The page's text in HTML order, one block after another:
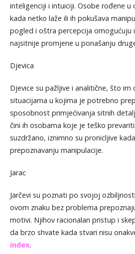
inteligenciji i intuiciji. Osobe rođene
kada netko laže ili ih pokušava
pogled i oštra percepcija omogućuju
najsitnije promjene u ponašanju
Djevica
Djevice su pažljive i analitične, što im
situacijama u kojima je potrebno
sposobnost primjećivanja sitnih
čini ih osobama koje je teško
suzdržano, iznimno su pronicljive
prepoznavanju manipulacije.
Jarac
Jarčevi su poznati po svojoj
ovom znaku bez problema
motivi. Njihov racionalan pristup i
da brzo shvate kada stvari nisu
index.